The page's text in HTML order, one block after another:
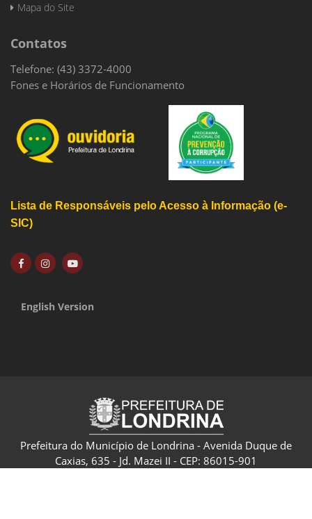
Mapa do Site
Contatos
Telefone: (43) 3372-4000
Fones e Horários de Funcionamento
Lista de Responsáveis pelo Acesso à Informação (e-
SIC)
English Version
Prefeitura do Município de Londrina - Avenida Duque de
Caxias, 635 - Jd. Mazei II - CEP: 86015-901